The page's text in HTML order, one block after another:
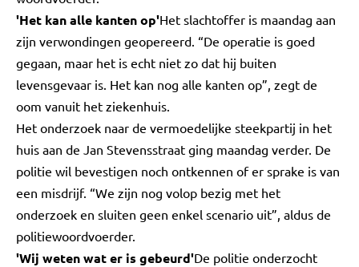
'Het kan alle kanten op'Het slachtoffer is maandag aan
zijn verwondingen geopereerd. “De operatie is goed
gegaan, maar het is echt niet zo dat hij buiten
levensgevaar is. Het kan nog alle kanten op”, zegt de
oom vanuit het ziekenhuis.
Het onderzoek naar de vermoedelijke steekpartij in het
huis aan de Jan Stevensstraat ging maandag verder. De
politie wil bevestigen noch ontkennen of er sprake is van
een misdrijf. “We zijn nog volop bezig met het
onderzoek en sluiten geen enkel scenario uit”, aldus de
politiewoordvoerder.
'Wij weten wat er is gebeurd'De politie onderzocht